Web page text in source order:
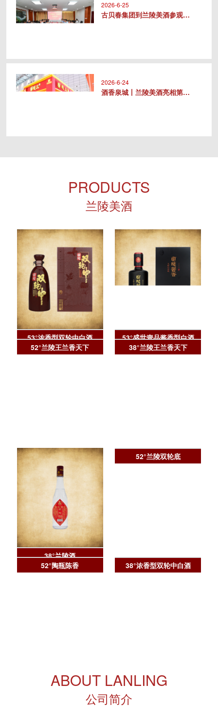
2026-6-25
古贝春集团到兰陵美酒参观交流
2026-6-24
酒香泉城丨兰陵美酒亮相第十届中华..
PRODUCTS
兰陵美酒
53°浓香型双轮中白酒
53°盛世壹品酱香型白酒
52°兰陵王兰香天下
38°兰陵王兰香天下
38°兰陵酒
52°兰陵双轮底
52°陶瓶陈香 38°浓香型双轮中白酒
ABOUT LANLING
公司简介